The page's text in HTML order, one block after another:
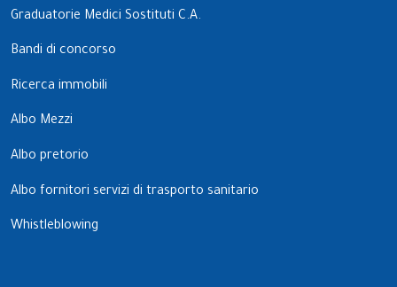
Graduatorie Medici Sostituti C.A.
Bandi di concorso
Ricerca immobili
Albo Mezzi
Albo pretorio
Albo fornitori servizi di trasporto sanitario
Whistleblowing